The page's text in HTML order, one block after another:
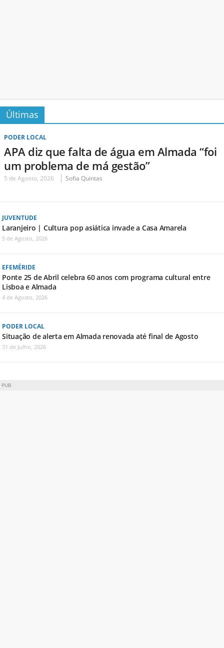
Últimas
PODER LOCAL
APA diz que falta de água em Almada “foi
um problema de má gestão”
5 de Agosto, 2026 Sofia Quintas
JUVENTUDE
Laranjeiro | Cultura pop asiática invade a Casa Amarela
5 de Agosto, 2026
EFEMÉRIDE
Ponte 25 de Abril celebra 60 anos com programa cultural entre
Lisboa e Almada
4 de Agosto, 2026
PODER LOCAL
Situação de alerta em Almada renovada até final de Agosto
31 de Julho, 2026
PUB